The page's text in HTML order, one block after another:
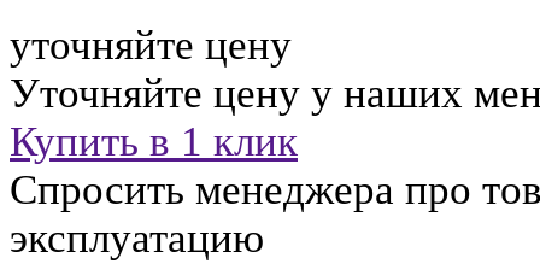
уточняйте цену
Уточняйте цену у наших
Купить в 1 клик
Спросить менеджера про
эксплуатацию